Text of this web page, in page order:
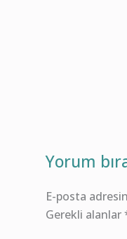
Yorum
E-posta
Gerekli alanlar